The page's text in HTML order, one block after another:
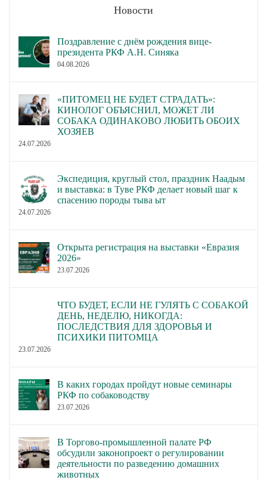
Новости
Поздравление с днём рождения вице-
президента РКФ А.Н. Синяка
04.08.2026
«ПИТОМЕЦ НЕ БУДЕТ СТРАДАТЬ»:
КИНОЛОГ ОБЪЯСНИЛ, МОЖЕТ ЛИ
СОБАКА ОДИНАКОВО ЛЮБИТЬ ОБОИХ
ХОЗЯЕВ
24.07.2026
Экспедиция, круглый стол, праздник Наадым
и выставка: в Туве РКФ делает новый шаг к
спасению породы тыва ыт
24.07.2026
Открыта регистрация на выставки «Евразия
2026»
23.07.2026
ЧТО БУДЕТ, ЕСЛИ НЕ ГУЛЯТЬ С СОБАКОЙ
ДЕНЬ, НЕДЕЛЮ, НИКОГДА:
ПОСЛЕДСТВИЯ ДЛЯ ЗДОРОВЬЯ И
ПСИХИКИ ПИТОМЦА
23.07.2026
В каких городах пройдут новые семинары
РКФ по собаководству
23.07.2026
В Торгово-промышленной палате РФ
обсудили законопроект о регулировании
деятельности по разведению домашних
животных